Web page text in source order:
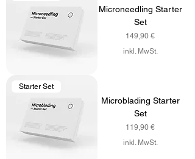
Microneedling Starter
Set
Preis
149,90 €
inkl. MwSt.
Starter Set
Microblading Starter
Set
Preis
119,90 €
inkl. MwSt.